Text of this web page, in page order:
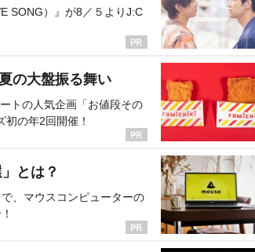
SONG）』が8／５よりJ:C
の大盤振る舞い
トの人気企画「お値段その
の年2回開催！
とは？
、マウスコンピューターの